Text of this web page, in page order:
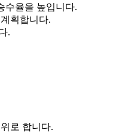
수율을 높입니다.
획합니다.
.
로 합니다.